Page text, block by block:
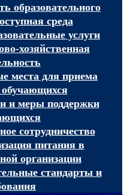
образовательного
среда
услуги
хозяйственная
места для приема
обучающихся
и меры поддержки
сотрудничество
питания в
организации
стандарты и